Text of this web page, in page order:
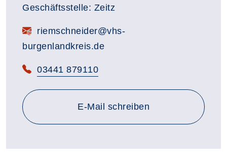
Geschäftsstelle: Zeitz
E-Mail:riemschneider@vhs-
burgenlandkreis.de
Telefon:
03441 879110
E-Mail schreiben